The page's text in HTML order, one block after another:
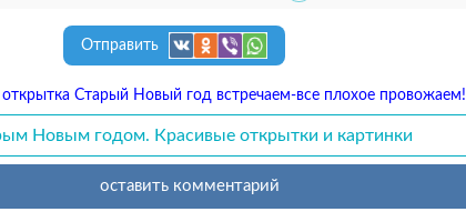
Отправить
Старый Новый год встречаем-все плохое провожаем!
Новым годом. Красивые открытки и картинки
оставить комментарий